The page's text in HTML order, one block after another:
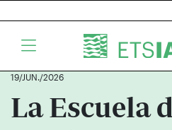
19/JUN./2026
La Escuela